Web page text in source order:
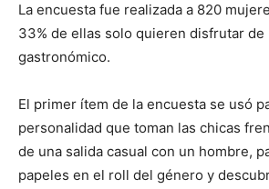
La encuesta fue realizada a 820
33% de ellas solo quieren disfrutar de
gastronómico.
El primer ítem de la encuesta se usó
personalidad que toman las chicas
de una salida casual con un hombre,
papeles en el roll del género y